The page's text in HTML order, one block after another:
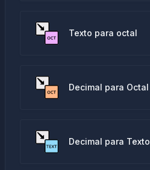
Texto para octal
Decimal para Octal
Decimal para Texto